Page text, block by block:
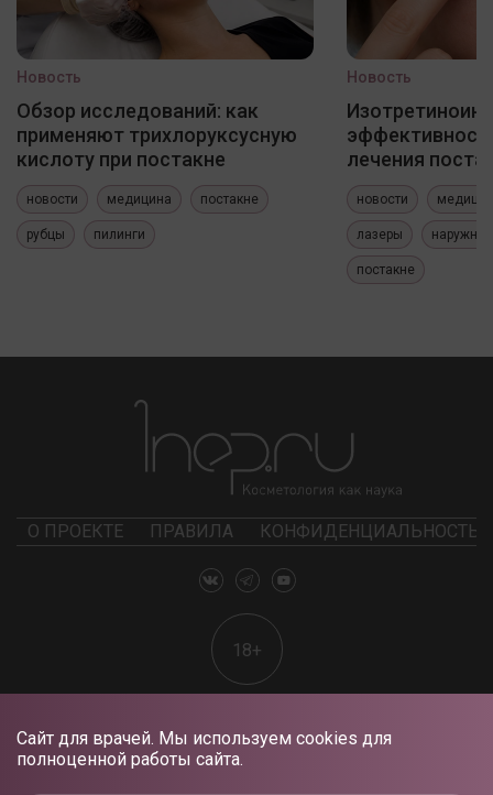
Сайт для врачей. Мы используем cookies для
полноценной работы сайта.
Новость
Обзор исследований: как
применяют трихлоруксусную
кислоту при постакне
новости медицина постакне
рубцы пилинги
Новость
Изотретиноин
лечения
новости
лазеры
постакне
О ПРОЕКТЕ ПРАВИЛА КОНФИДЕНЦИАЛЬНОСТЬ
18+